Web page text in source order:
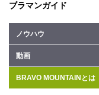
ブラマンガイド
ノウハウ
動画
BRAVO MOUNTAINとは